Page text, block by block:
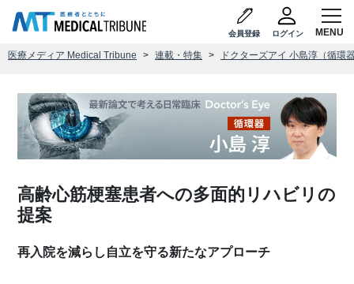
会員登録 ログイン
医療メディア Medical Tribune 連載・特集 ドクターズアイ 小島淳（循環
高齢心筋梗塞患者への多面的リハビリの
提案
再入院を減らし自立を守る新たなアプローチ